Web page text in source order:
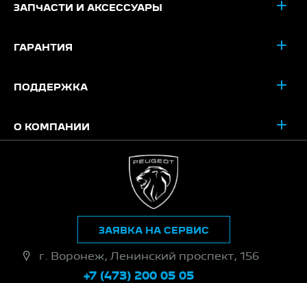
ЗАПЧАСТИ И АКСЕССУАРЫ
ГАРАНТИЯ
ПОДДЕРЖКА
О КОМПАНИИ
г. Воронеж, Ленинский проспект, 156
+7 (473) 200 05 05
ЗАЯВКА НА СЕРВИС